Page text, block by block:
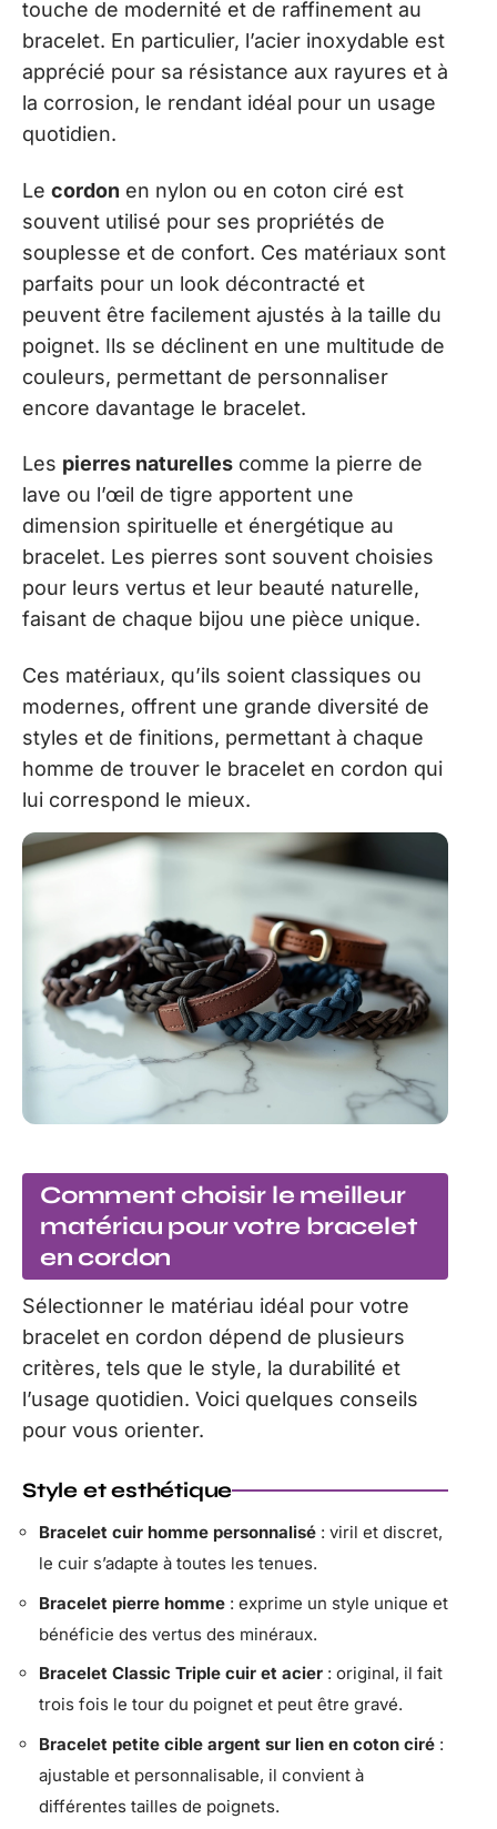
touche de modernité et de raffinement au
bracelet. En particulier, l’acier inoxydable est
apprécié pour sa résistance aux rayures et à
la corrosion, le rendant idéal pour un usage
quotidien.
Le cordon en nylon ou en coton ciré est
souvent utilisé pour ses propriétés de
souplesse et de confort. Ces matériaux sont
parfaits pour un look décontracté et
peuvent être facilement ajustés à la taille du
poignet. Ils se déclinent en une multitude de
couleurs, permettant de personnaliser
encore davantage le bracelet.
Les pierres naturelles comme la pierre de
lave ou l’œil de tigre apportent une
dimension spirituelle et énergétique au
bracelet. Les pierres sont souvent choisies
pour leurs vertus et leur beauté naturelle,
faisant de chaque bijou une pièce unique.
Ces matériaux, qu’ils soient classiques ou
modernes, offrent une grande diversité de
styles et de finitions, permettant à chaque
homme de trouver le bracelet en cordon qui
lui correspond le mieux.
Comment choisir le meilleur
matériau pour votre bracelet
en cordon
Sélectionner le matériau idéal pour votre
bracelet en cordon dépend de plusieurs
critères, tels que le style, la durabilité et
l’usage quotidien. Voici quelques conseils
pour vous orienter.
Style et esthétique
Bracelet cuir homme personnalisé : viril et discret,
le cuir s’adapte à toutes les tenues.
Bracelet pierre homme : exprime un style unique et
bénéficie des vertus des minéraux.
Bracelet Classic Triple cuir et acier : original, il fait
trois fois le tour du poignet et peut être gravé.
Bracelet petite cible argent sur lien en coton ciré :
ajustable et personnalisable, il convient à
différentes tailles de poignets.